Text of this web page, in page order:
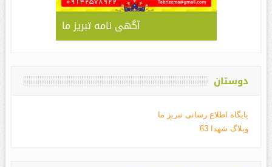
آگهی نامه تبریز ما
دوستان
پایگاه اطلاع رسانی تبریز ما
وبلاگ شهدا 63